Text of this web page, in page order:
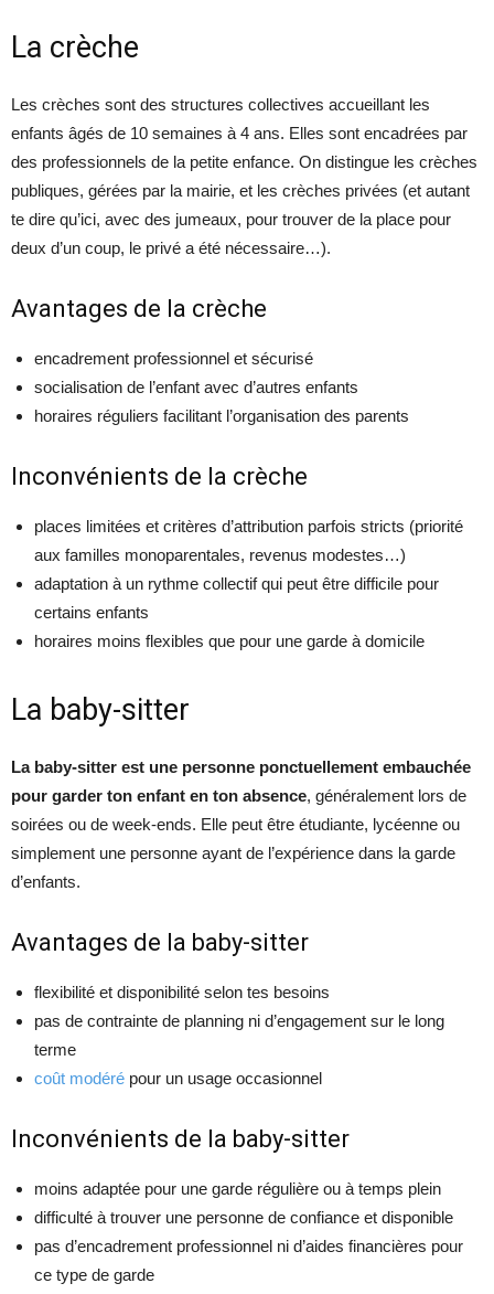
La crèche
Les crèches sont des structures collectives accueillant les
enfants âgés de 10 semaines à 4 ans. Elles sont encadrées par
des professionnels de la petite enfance. On distingue les crèches
publiques, gérées par la mairie, et les crèches privées (et autant
te dire qu’ici, avec des jumeaux, pour trouver de la place pour
deux d’un coup, le privé a été nécessaire…).
Avantages de la crèche
encadrement professionnel et sécurisé
socialisation de l’enfant avec d’autres enfants
horaires réguliers facilitant l’organisation des parents
Inconvénients de la crèche
places limitées et critères d’attribution parfois stricts (priorité
aux familles monoparentales, revenus modestes…)
adaptation à un rythme collectif qui peut être difficile pour
certains enfants
horaires moins flexibles que pour une garde à domicile
La baby-sitter
La baby-sitter est une personne ponctuellement embauchée
pour garder ton enfant en ton absence, généralement lors de
soirées ou de week-ends. Elle peut être étudiante, lycéenne ou
simplement une personne ayant de l’expérience dans la garde
d’enfants.
Avantages de la baby-sitter
flexibilité et disponibilité selon tes besoins
pas de contrainte de planning ni d’engagement sur le long
terme
coût modéré pour un usage occasionnel
Inconvénients de la baby-sitter
moins adaptée pour une garde régulière ou à temps plein
difficulté à trouver une personne de confiance et disponible
pas d’encadrement professionnel ni d’aides financières pour
ce type de garde